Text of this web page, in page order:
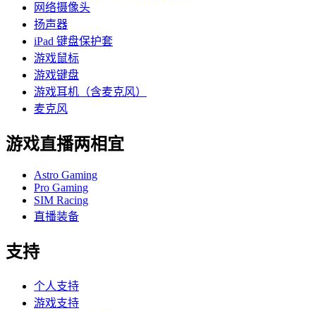
网络摄像头
扬声器
iPad 键盘保护套
游戏鼠标
游戏键盘
游戏耳机（含麦克风）
麦克风
游戏直播两相宜
Astro Gaming
Pro Gaming
SIM Racing
直播装备
支持
个人支持
游戏支持